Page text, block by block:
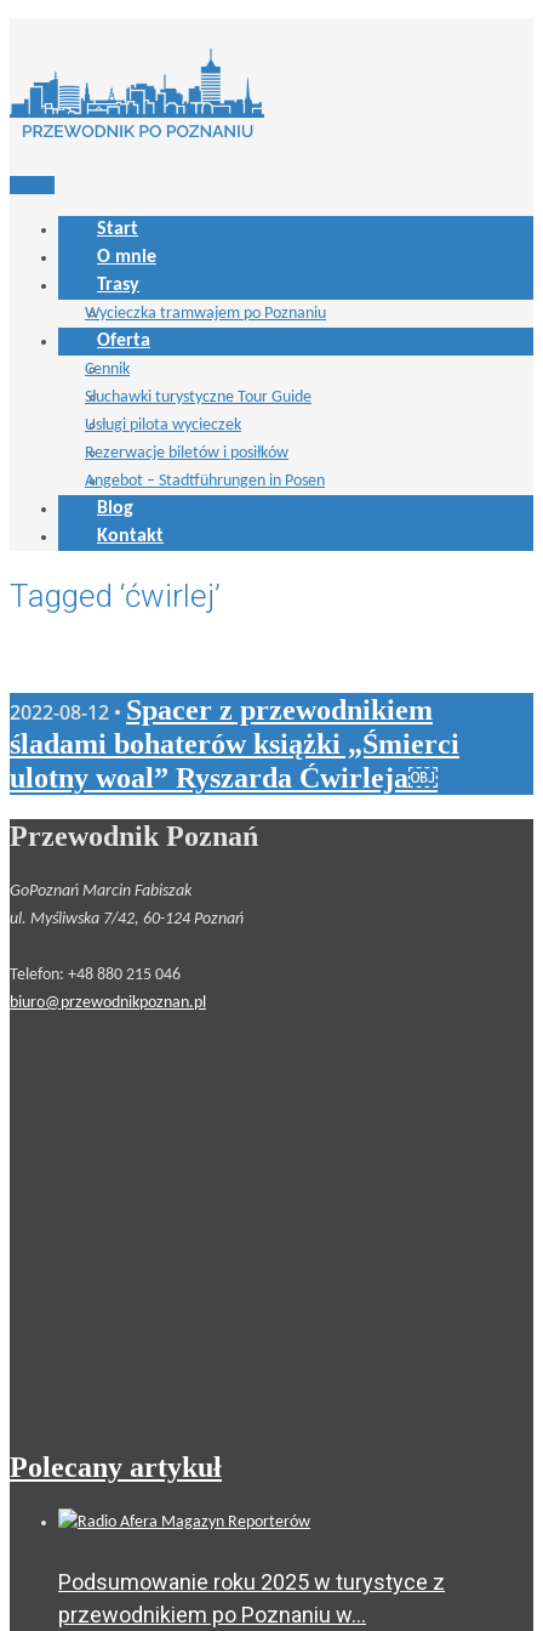
Start
O mnie
Trasy
Wycieczka tramwajem po Poznaniu
Oferta
Cennik
Słuchawki turystyczne Tour Guide
Usługi pilota wycieczek
Rezerwacje biletów i posiłków
Angebot – Stadtführungen in Posen
Blog
Kontakt
Tagged ‘ćwirlej’
2022-08-12 • Spacer z przewodnikiem
śladami bohaterów książki „Śmierci
ulotny woal” Ryszarda Ćwirleja￼
Przewodnik Poznań
GoPoznań Marcin Fabiszak
ul. Myśliwska 7/42, 60-124 Poznań
Telefon: +48 880 215 046
biuro@przewodnikpoznan.pl
Polecany artykuł
Podsumowanie roku 2025 w turystyce z
przewodnikiem po Poznaniu w...